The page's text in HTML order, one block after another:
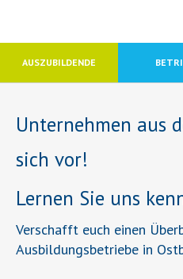
AUSZUBILDENDE
Unternehmen aus
sich vor!
Lernen Sie uns
Verschafft euch einen
Ausbildungsbetriebe in